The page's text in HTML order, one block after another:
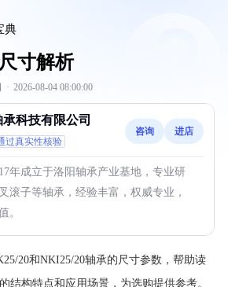
典
寸解析
· 2026-08-04 08:00:00
科技有限公司
过真实性核验
咨询 进店
年成立于洛阳轴承产业基地，专业研
滚子等轴承，经验丰富，权威专业，
。
20和NKI25/20轴承的尺寸参数，帮助读
结构特点和应用场景，为选购提供参考。